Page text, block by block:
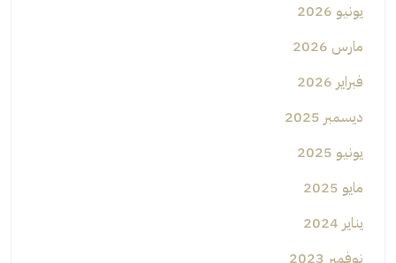
يونيو 2026
مارس 2026
فبراير 2026
ديسمبر 2025
يونيو 2025
مايو 2025
يناير 2024
نوفمبر 2023